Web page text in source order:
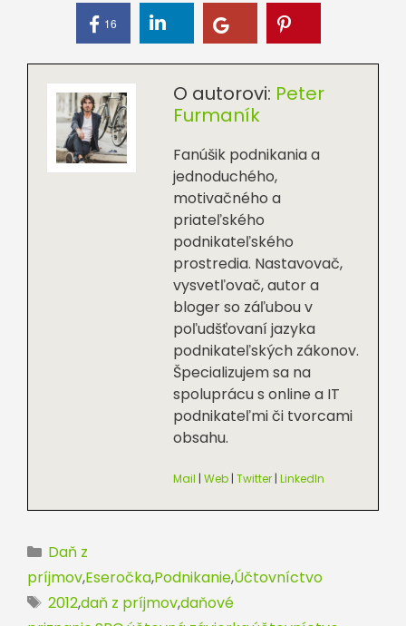
16
O autorovi: Peter
Furmaník
Fanúšik podnikania a
jednoduchého,
motivačného a
priateľského
podnikateľského
prostredia. Nastavovač,
vysvetľovač, autor a
bloger so záľubou v
poľudšťovaní jazyka
podnikateľských zákonov.
Špecializujem sa na
spoluprácu s online a IT
podnikateľmi či tvorcami
obsahu.
Mail | Web | Twitter | LinkedIn
Kategórie
Daň z
príjmov,Eseročka,Podnikanie,Účtovníctvo
Značky
2012,daň z príjmov,daňové